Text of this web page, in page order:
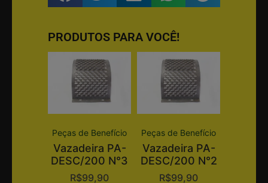
PRODUTOS PARA VOCÊ!
Peças de Benefício
Vazadeira PA-
DESC/200 N°3
R$99,90
Peças de Benefício
Vazadeira PA-
DESC/200 N°2
R$99,90